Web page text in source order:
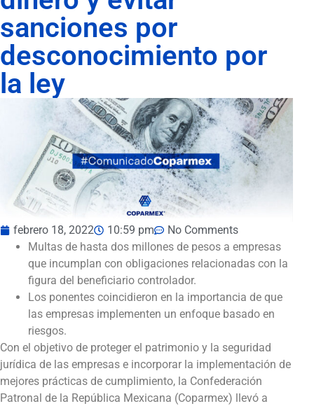
sanciones por
desconocimiento por
la ley
febrero 18, 2022 10:59 pm
No Comments
Multas de hasta dos millones de pesos a empresas
que incumplan con obligaciones relacionadas con la
figura del beneficiario controlador.
Los ponentes coincidieron en la importancia de que
las empresas implementen un enfoque basado en
riesgos.
Con el objetivo de proteger el patrimonio y la seguridad
jurídica de las empresas e incorporar la implementación de
mejores prácticas de cumplimiento, la Confederación
Patronal de la República Mexicana (Coparmex) llevó a